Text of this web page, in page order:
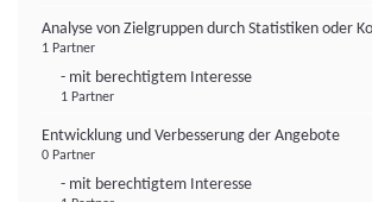
Analyse von Zielgruppen durch Statistiken oder
1 Partner
- mit berechtigtem Interesse
1 Partner
Entwicklung und Verbesserung der Angebote
0 Partner
- mit berechtigtem Interesse